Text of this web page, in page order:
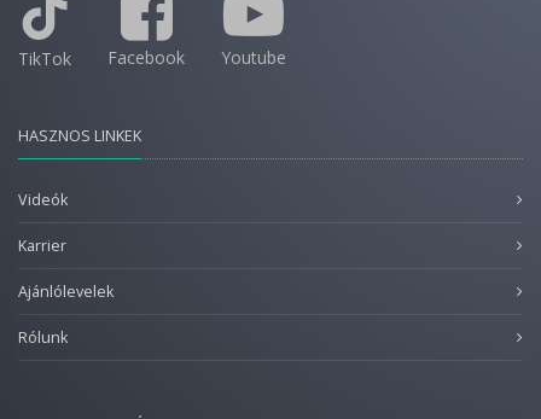
TikTok Facebook Youtube
HASZNOS LINKEK
Videók
Karrier
Ajánlólevelek
Rólunk